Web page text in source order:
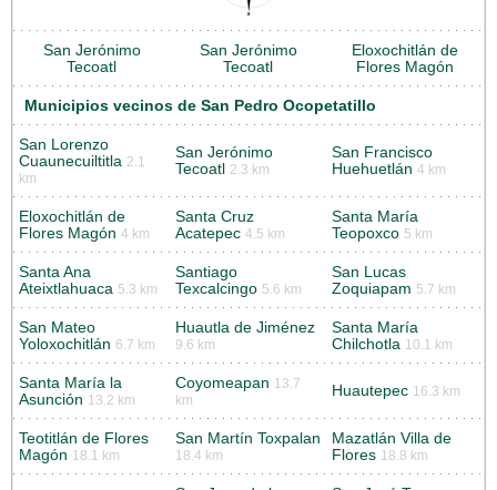
San Jerónimo
Tecoatl
San Jerónimo
Tecoatl
Eloxochitlán de
Flores Magón
Municipios vecinos de San Pedro Ocopetatillo
San Lorenzo
Cuaunecuiltitla 2.1
km
San Jerónimo
Tecoatl 2.3 km
San Francisco
Huehuetlán 4 km
Eloxochitlán de
Flores Magón 4 km
Santa Cruz
Acatepec 4.5 km
Santa María
Teopoxco 5 km
Santa Ana
Ateixtlahuaca 5.3 km
Santiago
Texcalcingo 5.6 km
San Lucas
Zoquiapam 5.7 km
San Mateo
Yoloxochitlán 6.7 km
Huautla de Jiménez
9.6 km
Santa María
Chilchotla 10.1 km
Santa María la
Asunción 13.2 km
Coyomeapan 13.7
km
Huautepec 16.3 km
Teotitlán de Flores
Magón 18.1 km
San Martín Toxpalan
18.4 km
Mazatlán Villa de
Flores 18.8 km